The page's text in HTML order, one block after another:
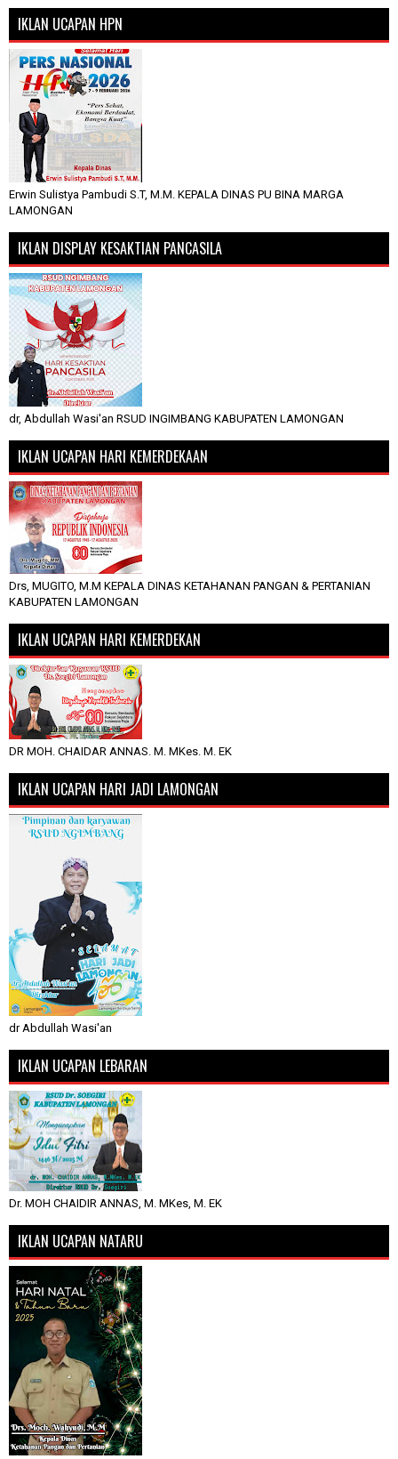
IKLAN UCAPAN HPN
Erwin Sulistya Pambudi S.T, M.M. KEPALA DINAS PU BINA MARGA
LAMONGAN
IKLAN DISPLAY KESAKTIAN PANCASILA
dr, Abdullah Wasi'an RSUD INGIMBANG KABUPATEN LAMONGAN
IKLAN UCAPAN HARI KEMERDEKAAN
Drs, MUGITO, M.M KEPALA DINAS KETAHANAN PANGAN & PERTANIAN
KABUPATEN LAMONGAN
IKLAN UCAPAN HARI KEMERDEKAN
DR MOH. CHAIDAR ANNAS. M. MKes. M. EK
IKLAN UCAPAN HARI JADI LAMONGAN
dr Abdullah Wasi'an
IKLAN UCAPAN LEBARAN
Dr. MOH CHAIDIR ANNAS, M. MKes, M. EK
IKLAN UCAPAN NATARU